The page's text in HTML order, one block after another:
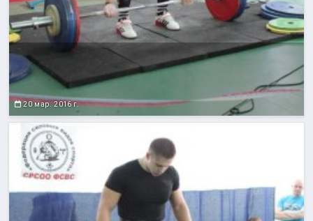
20 мар. 2016 г.